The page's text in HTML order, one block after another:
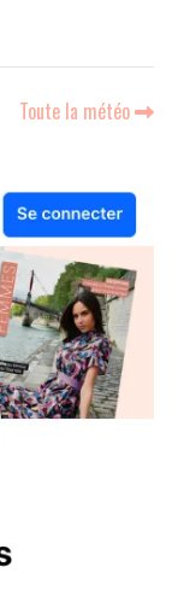
Toute la météo